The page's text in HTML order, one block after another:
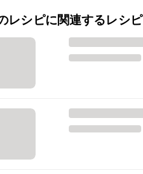
レシピに関連するレシピ